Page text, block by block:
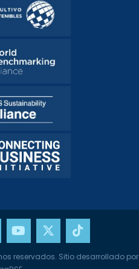
reservados. Sitio desarrollado por